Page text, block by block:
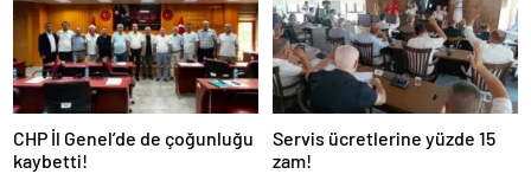
CHP İl Genel’de de çoğunluğu
kaybetti!
Servis ücretlerine yüzde 15
zam!